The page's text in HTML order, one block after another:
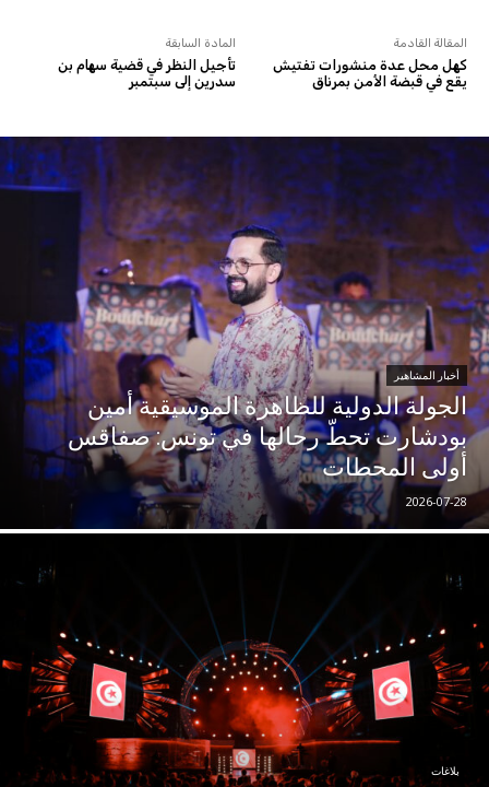
المادة السابقة
تأجيل النظر في قضية سهام بن
سدرين إلى سبتمبر
المقالة القادمة
كهل محل عدة منشورات تفتيش
يقع في قبضة الأمن بمرناق
أخبار المشاهير
الجولة الدولية للظاهرة الموسيقية أمين
بودشارت تحطّ رحالها في تونس: صفاقس
أولى المحطات
2026-07-28
بلاغات